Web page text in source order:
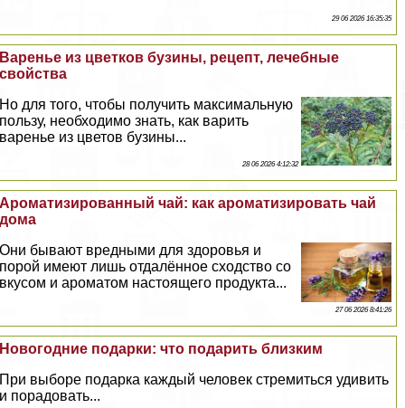
29 06 2026 16:35:35
Варенье из цветков бузины, рецепт, лечебные
свойства
Но для того, чтобы получить максимальную
пользу, необходимо знать, как варить
варенье из цветов бузины...
28 06 2026 4:12:32
Ароматизированный чай: как ароматизировать чай
дома
Они бывают вредными для здоровья и
порой имеют лишь отдалённое сходство со
вкусом и ароматом настоящего продукта...
27 06 2026 8:41:26
Новогодние подарки: что подарить близким
При выборе подарка каждый человек стремиться удивить
и порадовать...